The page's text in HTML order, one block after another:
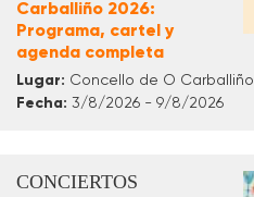
Carballiño 2026:
Programa, cartel y
agenda completa
Lugar: Concello de O Carballiño
Fecha: 3/8/2026 - 9/8/2026
CONCIERTOS